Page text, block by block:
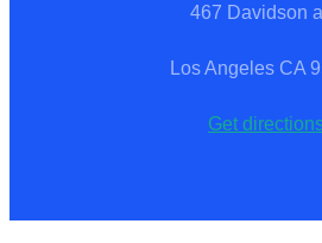
467 Davidson
Los Angeles CA
Get